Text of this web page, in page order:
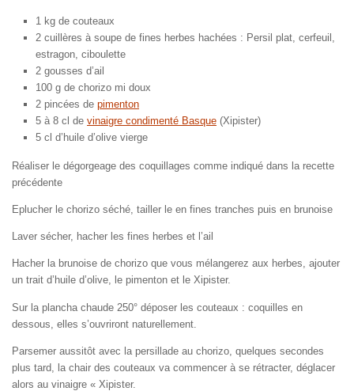
1 kg de couteaux
2 cuillères à soupe de fines herbes hachées : Persil plat, cerfeuil,
estragon, ciboulette
2 gousses d’ail
100 g de chorizo mi doux
2 pincées de pimenton
5 à 8 cl de vinaigre condimenté Basque (Xipister)
5 cl d’huile d’olive vierge
Réaliser le dégorgeage des coquillages comme indiqué dans la recette
précédente
Eplucher le chorizo séché, tailler le en fines tranches puis en brunoise
Laver sécher, hacher les fines herbes et l’ail
Hacher la brunoise de chorizo que vous mélangerez aux herbes, ajouter
un trait d’huile d’olive, le pimenton et le Xipister.
Sur la plancha chaude 250° déposer les couteaux : coquilles en
dessous, elles s’ouvriront naturellement.
Parsemer aussitôt avec la persillade au chorizo, quelques secondes
plus tard, la chair des couteaux va commencer à se rétracter, déglacer
alors au vinaigre « Xipister.